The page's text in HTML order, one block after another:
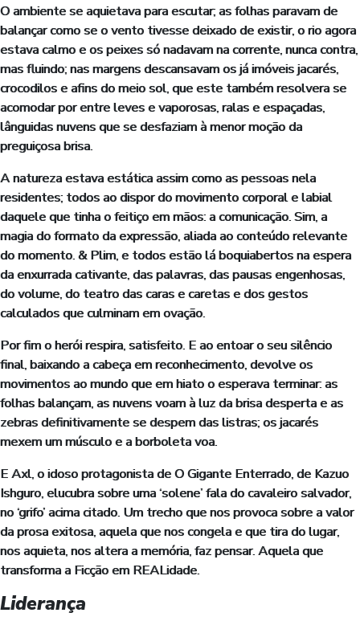
O ambiente se aquietava para escutar; as folhas paravam de
balançar como se o vento tivesse deixado de existir, o rio agora
estava calmo e os peixes só nadavam na corrente, nunca contra,
mas fluindo; nas margens descansavam os já imóveis jacarés,
crocodilos e afins do meio sol, que este também resolvera se
acomodar por entre leves e vaporosas, ralas e espaçadas,
lânguidas nuvens que se desfaziam à menor moção da
preguiçosa brisa.
A natureza estava estática assim como as pessoas nela
residentes; todos ao dispor do movimento corporal e labial
daquele que tinha o feitiço em mãos: a comunicação. Sim, a
magia do formato da expressão, aliada ao conteúdo relevante
do momento. & Plim, e todos estão lá boquiabertos na espera
da enxurrada cativante, das palavras, das pausas engenhosas,
do volume, do teatro das caras e caretas e dos gestos
calculados que culminam em ovação.
Por fim o herói respira, satisfeito. E ao entoar o seu silêncio
final, baixando a cabeça em reconhecimento, devolve os
movimentos ao mundo que em hiato o esperava terminar: as
folhas balançam, as nuvens voam à luz da brisa desperta e as
zebras definitivamente se despem das listras; os jacarés
mexem um músculo e a borboleta voa.
E Axl, o idoso protagonista de O Gigante Enterrado, de Kazuo
Ishguro, elucubra sobre uma ‘solene’ fala do cavaleiro salvador,
no ‘grifo’ acima citado. Um trecho que nos provoca sobre a valor
da prosa exitosa, aquela que nos congela e que tira do lugar,
nos aquieta, nos altera a memória, faz pensar. Aquela que
transforma a Ficção em REALidade.
Liderança